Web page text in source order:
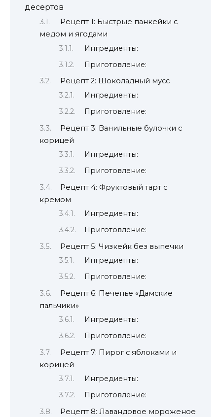
десертов
Рецепт 1: Быстрые панкейки с
медом и ягодами
Ингредиенты:
Приготовление:
Рецепт 2: Шоколадный мусс
Ингредиенты:
Приготовление:
Рецепт 3: Ванильные булочки с
корицей
Ингредиенты:
Приготовление:
Рецепт 4: Фруктовый тарт с
кремом
Ингредиенты:
Приготовление:
Рецепт 5: Чизкейк без выпечки
Ингредиенты:
Приготовление:
Рецепт 6: Печенье «Дамские
пальчики»
Ингредиенты:
Приготовление:
Рецепт 7: Пирог с яблоками и
корицей
Ингредиенты:
Приготовление:
Рецепт 8: Лавандовое мороженое